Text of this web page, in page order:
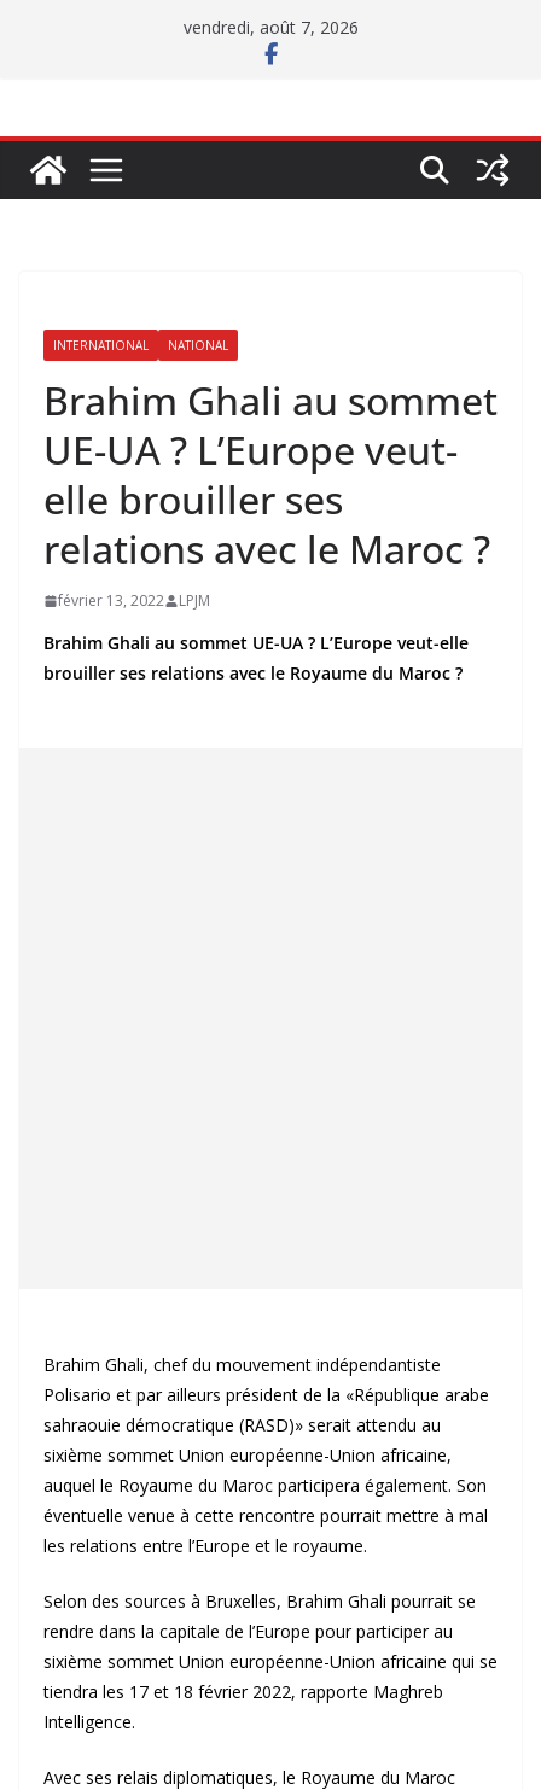
vendredi, août 7, 2026
INTERNATIONAL NATIONAL
Brahim Ghali au sommet
UE-UA ? L’Europe veut-
elle brouiller ses
relations avec le Maroc ?
février 13, 2022 LPJM
Brahim Ghali au sommet UE-UA ? L’Europe veut-elle
brouiller ses relations avec le Royaume du Maroc ?
Brahim Ghali, chef du mouvement indépendantiste
Polisario et par ailleurs président de la «République arabe
sahraouie démocratique (RASD)» serait attendu au
sixième sommet Union européenne-Union africaine,
auquel le Royaume du Maroc participera également. Son
éventuelle venue à cette rencontre pourrait mettre à mal
les relations entre l’Europe et le royaume.
Selon des sources à Bruxelles, Brahim Ghali pourrait se
rendre dans la capitale de l’Europe pour participer au
sixième sommet Union européenne-Union africaine qui se
tiendra les 17 et 18 février 2022, rapporte Maghreb
Intelligence.
Avec ses relais diplomatiques, le Royaume du Maroc